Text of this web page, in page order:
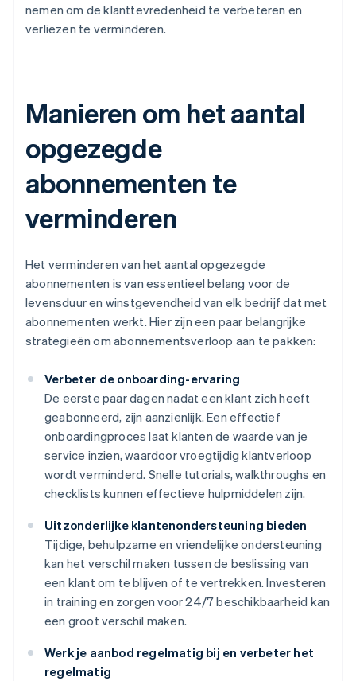
nemen om de klanttevredenheid te verbeteren en
verliezen te verminderen.
Manieren om het aantal
opgezegde
abonnementen te
verminderen
Het verminderen van het aantal opgezegde
abonnementen is van essentieel belang voor de
levensduur en winstgevendheid van elk bedrijf dat met
abonnementen werkt. Hier zijn een paar belangrijke
strategieën om abonnementsverloop aan te pakken:
Verbeter de onboarding-ervaring
De eerste paar dagen nadat een klant zich heeft
geabonneerd, zijn aanzienlijk. Een effectief
onboardingproces laat klanten de waarde van je
service inzien, waardoor vroegtijdig klantverloop
wordt verminderd. Snelle tutorials, walkthroughs en
checklists kunnen effectieve hulpmiddelen zijn.
Uitzonderlijke klantenondersteuning bieden
Tijdige, behulpzame en vriendelijke ondersteuning
kan het verschil maken tussen de beslissing van
een klant om te blijven of te vertrekken. Investeren
in training en zorgen voor 24/7 beschikbaarheid kan
een groot verschil maken.
Werk je aanbod regelmatig bij en verbeter het
regelmatig